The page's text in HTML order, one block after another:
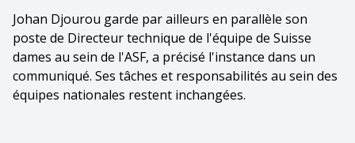
Johan Djourou garde par ailleurs en parallèle son
poste de Directeur technique de l'équipe de Suisse
dames au sein de l'ASF, a précisé l'instance dans un
communiqué. Ses tâches et responsabilités au sein des
équipes nationales restent inchangées.